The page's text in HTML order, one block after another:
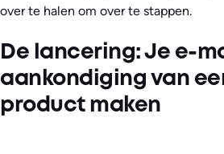
over te halen om over te stappen.
De lancering: Je e-
aankondiging van
product maken